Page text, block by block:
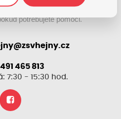
Vaše děti.
potřebujete pomoci.
465 813
7:30 - 15:30 hod.